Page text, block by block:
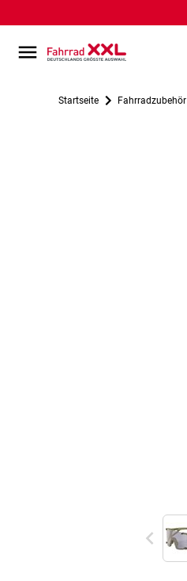
Startseite Fahrradzubehör